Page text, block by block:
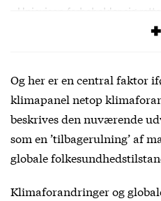
Uniavisen forbeholder sig
Og her er en central faktor
klimapanel netop
beskrives den nuværende
som en ’tilbagerulning’ af
globale
Klimaforandringer og